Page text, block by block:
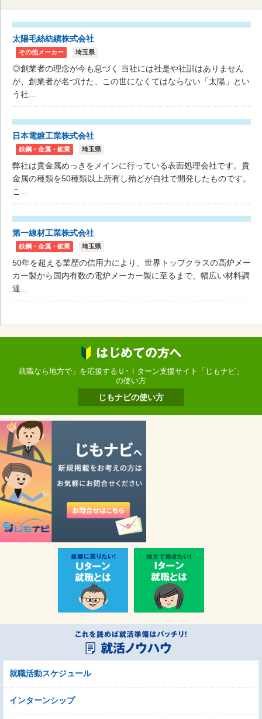
太陽毛絲紡績株式会社
その他メーカー 埼玉県
◎創業者の理念が今も息づく 当社には社是や社訓はありません
が、創業者が名づけた、この世になくてはならない「太陽」とい
う社...
日本電鍍工業株式会社
鉄鋼・金属・鉱業 埼玉県
弊社は貴金属めっきをメインに行っている表面処理会社です。貴
金属の種類を50種類以上所有し殆どが自社で開発したものです。
こ...
第一線材工業株式会社
鉄鋼・金属・鉱業 埼玉県
50年を超える業歴の信用力により、世界トップクラスの高炉メー
カー製から国内有数の電炉メーカー製に至るまで、幅広い材料調
達...
就職なら地方で」を応援するＵ･Ｉターン支援サイト「じもナビ」
の使い方
じもナビの使い方
就職活動スケジュール
インターンシップ